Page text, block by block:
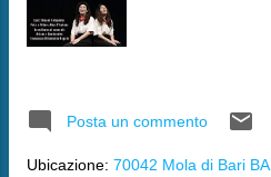
Posta un commento
Ubicazione: 70042 Mola di Bari